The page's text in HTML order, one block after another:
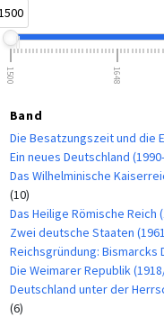
1500 1648
Band
Die Besatzungszeit und die
Ein neues Deutschland
Das Wilhelminische
(10)
Das Heilige Römische Reich
Zwei deutsche Staaten
Reichsgründung: Bismarcks
Die Weimarer Republik
Deutschland unter der
(6)